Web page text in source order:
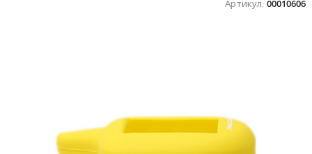
Артикул: 00010606